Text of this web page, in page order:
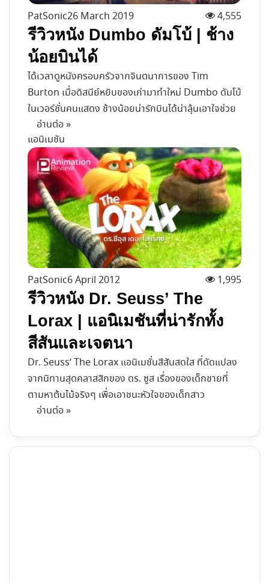
PatSonic26 March 2019 4,555
รีวิวหนัง Dumbo ดัมโบ้ | ช้าง
น้อยบินได้
ได้เวลาดูหนังครอบครัวจากจินตนาการของ Tim
Burton เมื่อดิสนีย์หยิบของเก่ามาทำใหม่ Dumbo ดัมโบ้
ในเวอร์ชั่นคนแสดง ช้างน้อยน่ารักบินได้น่าลุ้นเอาใจช่วย
อ่านต่อ »
แอนิเมชัน
PatSonic6 April 2012 1,995
รีวิวหนัง Dr. Seuss’ The
Lorax | แอนิเมชันที่น่ารักทั้ง
สีสันและเจตนา
Dr. Seuss’ The Lorax แอนิเมชั่นสีสันสดใส ที่ดัดแปลง
จากนิทานสุดคลาสสิกของ ดร. ซูส เรื่องของเด็กชายที่
ตามหาต้นไม้จริงๆ เพื่อเอาชนะหัวใจของเด็กสาว
อ่านต่อ »